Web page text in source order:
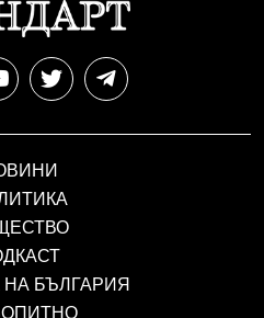
НА БЪЛГАРИЯ